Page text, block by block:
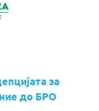
за
до БРО